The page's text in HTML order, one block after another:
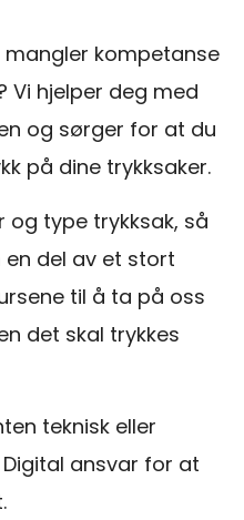
mangler kompetanse
Vi hjelper deg med
og sørger for at du
på dine trykksaker.
og type trykksak, så
en del av et stort
til å ta på oss
det skal trykkes
teknisk eller
ansvar for at